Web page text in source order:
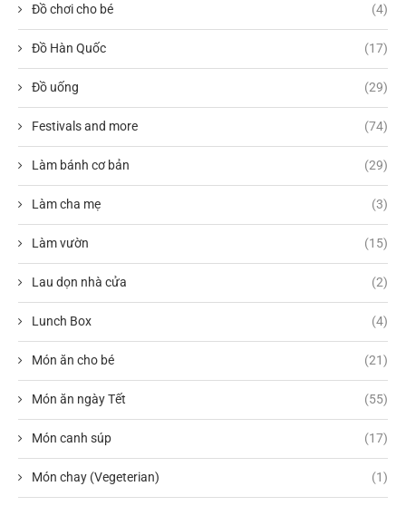
Đồ chơi cho bé (4)
Đồ Hàn Quốc (17)
Đồ uống (29)
Festivals and more (74)
Làm bánh cơ bản (29)
Làm cha mẹ (3)
Làm vườn (15)
Lau dọn nhà cửa (2)
Lunch Box (4)
Món ăn cho bé (21)
Món ăn ngày Tết (55)
Món canh súp (17)
Món chay (Vegeterian) (1)